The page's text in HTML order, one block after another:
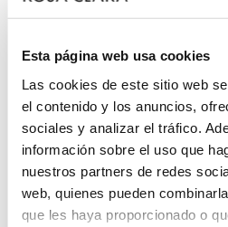
Esta página web usa cookies
Las cookies de este sitio web
el contenido y los anuncios,
sociales y analizar el tráfico.
información sobre el uso que
nuestros partners de redes
web, quienes pueden
que les haya proporcionado o